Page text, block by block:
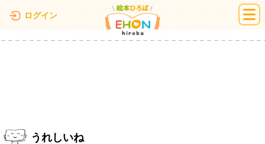
ログイン 絵本ひろば
うれしいね